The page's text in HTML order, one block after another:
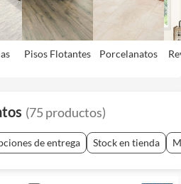
Pisos Flotantes Porcelanatos
(75productos)
de entrega Stock en tienda